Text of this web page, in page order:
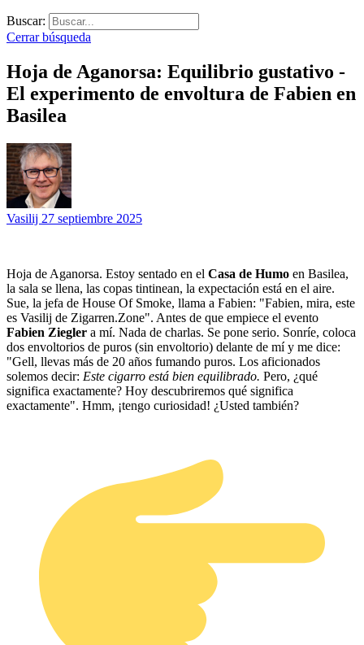
Buscar:
Cerrar búsqueda
Hoja de Aganorsa: Equilibrio gustativo -
El experimento de envoltura de Fabien en
Basilea
Vasilij 27 septiembre 2025
Hoja de Aganorsa. Estoy sentado en el Casa de Humo en Basilea,
la sala se llena, las copas tintinean, la expectación está en el aire.
Sue, la jefa de House Of Smoke, llama a Fabien: "Fabien, mira, este
es Vasilij de Zigarren.Zone". Antes de que empiece el evento
Fabien Ziegler a mí. Nada de charlas. Se pone serio. Sonríe, coloca
dos envoltorios de puros (sin envoltorio) delante de mí y me dice:
"Gell, llevas más de 20 años fumando puros. Los aficionados
solemos decir: Este cigarro está bien equilibrado. Pero, ¿qué
significa exactamente? Hoy descubriremos qué significa
exactamente". Hmm, ¡tengo curiosidad! ¿Usted también?